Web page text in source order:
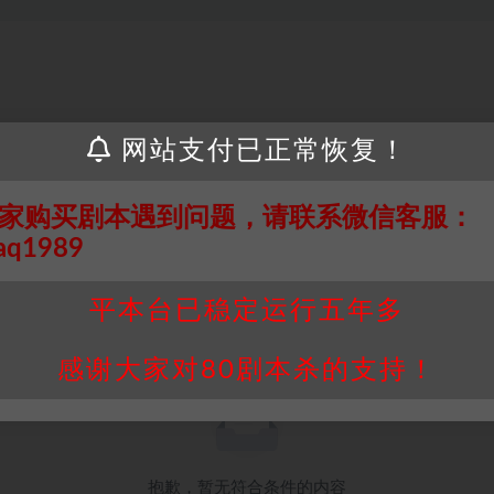
抱歉，暂无符合条件的内容
网站支付已正常恢复！
购买剧本遇到问题，请联系微信客服：
平本台已稳定运行五年多
感谢大家对80剧本杀的支持！